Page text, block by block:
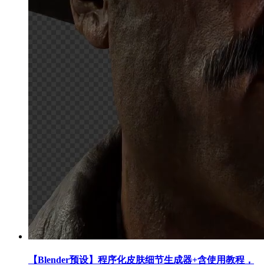
【Blender预设】程序化皮肤细节生成器+含使用教程，